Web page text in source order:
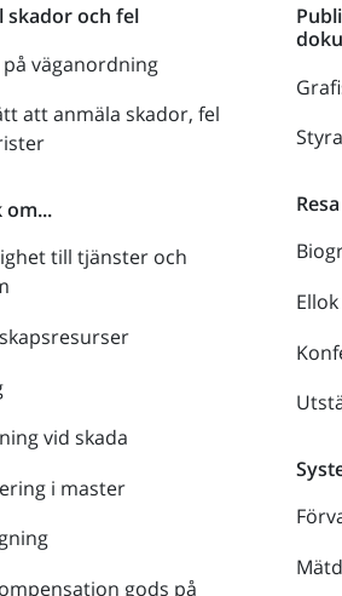
skador och fel
på väganordning
att anmäla skador, fel
om...
till tjänster och
vid skada
i master
gods på
Ellok